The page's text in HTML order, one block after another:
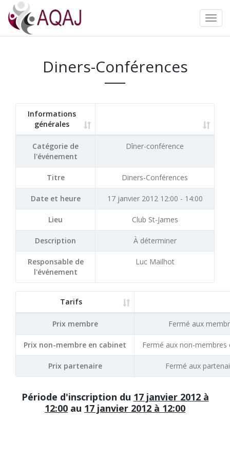
Diners-Conférences
Informations
générales
Catégorie de
l'événement
Dîner-conférence
Titre Diners-Conférences
Date et heure 17 janvier 2012 12:00 - 14:00
Lieu Club St-James
Description À déterminer
Responsable de
l'événement
Luc Mailhot
Tarifs
Prix membre Fermé aux
Prix non-membre en cabinet Fermé aux non-membres
Prix partenaire Fermé aux
Période d'inscription du 17 janvier 2012 à
12:00 au 17 janvier 2012 à 12:00